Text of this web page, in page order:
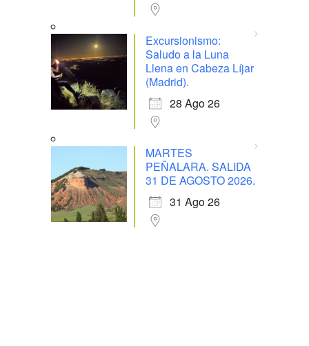
Excursionismo:
Saludo a la Luna
Llena en Cabeza Líjar
(Madrid).
28 Ago 26
MARTES
PEÑALARA. SALIDA
31 DE AGOSTO 2026.
31 Ago 26